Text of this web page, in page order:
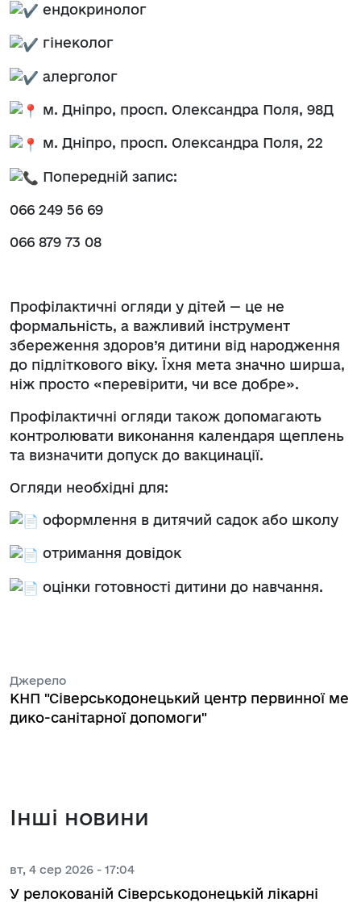
ендокринолог
гінеколог
алерголог
м. Дніпро, просп. Олександра Поля, 98Д
м. Дніпро, просп. Олександра Поля, 22
Попередній запис:
066 249 56 69
066 879 73 08
Профілактичні огляди у дітей — це не
формальність, а важливий інструмент
збереження здоров’я дитини від народження
до підліткового віку. Їхня мета значно ширша,
ніж просто «перевірити, чи все добре».
Профілактичні огляди також допомагають
контролювати виконання календаря щеплень
та визначити допуск до вакцинації.
Огляди необхідні для:
оформлення в дитячий садок або школу
отримання довідок
оцінки готовності дитини до навчання.
Джерело
КНП "Сіверськодонецький центр первинної ме
дико-санітарної допомоги"
Інші новини
вт, 4 сер 2026 - 17:04
У релокованій Сіверськодонецькій лікарні